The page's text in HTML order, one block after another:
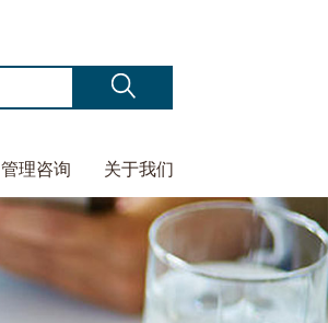
管理咨询 关于我们